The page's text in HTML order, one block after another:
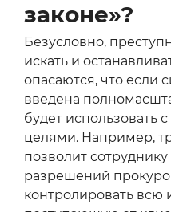
законе»?
Безусловно,
искать и
опасаются, что если
введена
будет использовать
целями. Например,
позволит
разрешений
контролировать